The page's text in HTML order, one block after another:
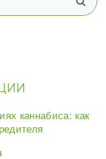
каннабиса: как